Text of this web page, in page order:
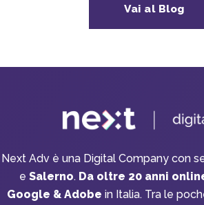
Vai al Blog
Next Adv è una Digital Company con
e Salerno. Da oltre 20 anni
Google & Adobe in Italia. Tra le